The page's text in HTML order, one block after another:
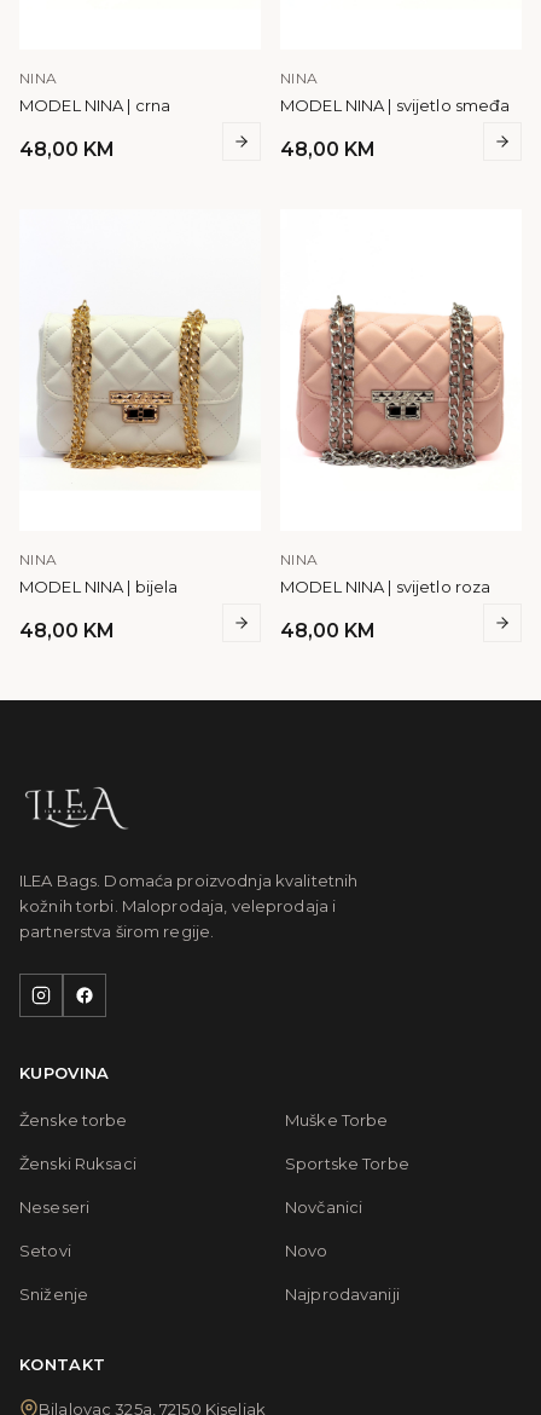
NINA
MODEL NINA | crna
48,00 KM
NINA
MODEL NINA | svijetlo smeđa
48,00 KM
NINA
MODEL NINA | bijela
48,00 KM
NINA
MODEL NINA | svijetlo roza
48,00 KM
ILEA Bags. Domaća proizvodnja kvalitetnih
kožnih torbi. Maloprodaja, veleprodaja i
partnerstva širom regije.
KUPOVINA
Ženske torbe Muške Torbe
Ženski Ruksaci Sportske Torbe
Neseseri Novčanici
Setovi Novo
Sniženje Najprodavaniji
KONTAKT
Bilalovac 325a, 72150 Kiseljak